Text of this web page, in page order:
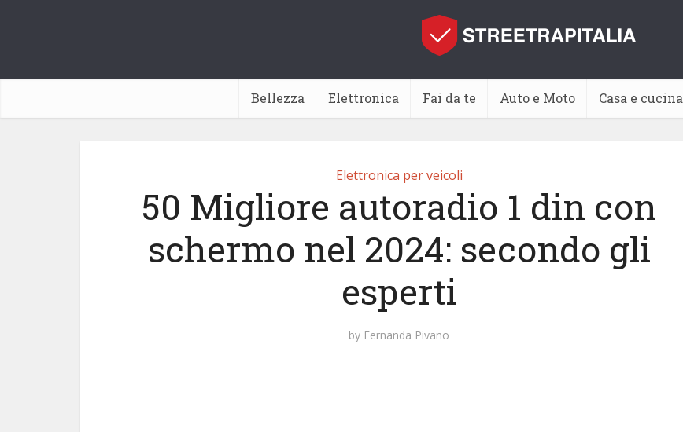
Bellezza Elettronica Fai da te Auto e Moto Casa e cucina
Elettronica per veicoli
50 Migliore autoradio 1 din con
schermo nel 2024: secondo gli
esperti
by Fernanda Pivano